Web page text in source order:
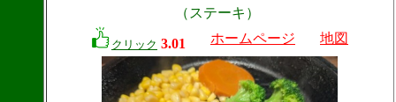
（ステーキ）
クリック 3.01 ホームページ 地図